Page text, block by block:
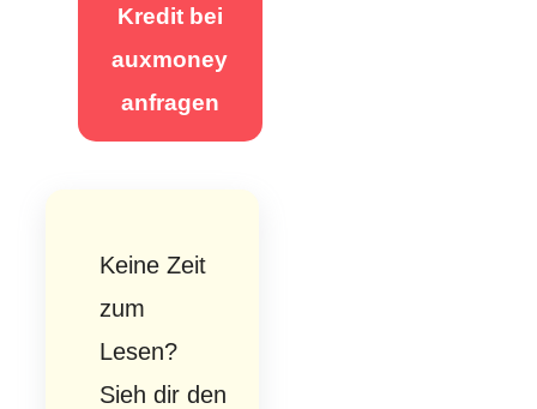
Kredit bei
auxmoney
anfragen
Keine Zeit
zum
Lesen?
Sieh dir den